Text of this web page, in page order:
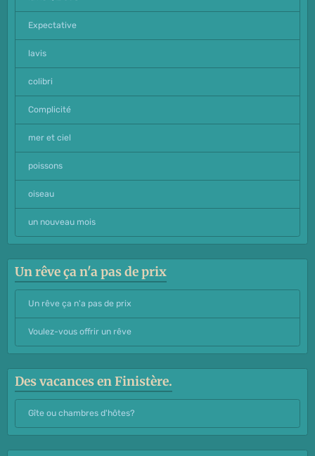
Expectative
lavis
colibri
Complicité
mer et ciel
poissons
oiseau
un nouveau mois
Un rêve ça n'a pas de prix
Un rêve ça n'a pas de prix
Voulez-vous offrir un rêve
Des vacances en Finistère.
Gîte ou chambres d'hôtes?